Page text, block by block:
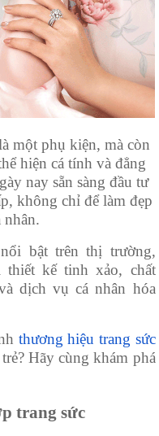
một phụ kiện, mà còn
hiện cá tính và đẳng
nay sẵn sàng đầu tư
không chỉ để làm đẹp
nhân.
bật trên thị trường,
thiết kế tinh xảo, chất
dịch vụ cá nhân hóa
thương hiệu trang sức
Hãy cùng khám phá
trang sức